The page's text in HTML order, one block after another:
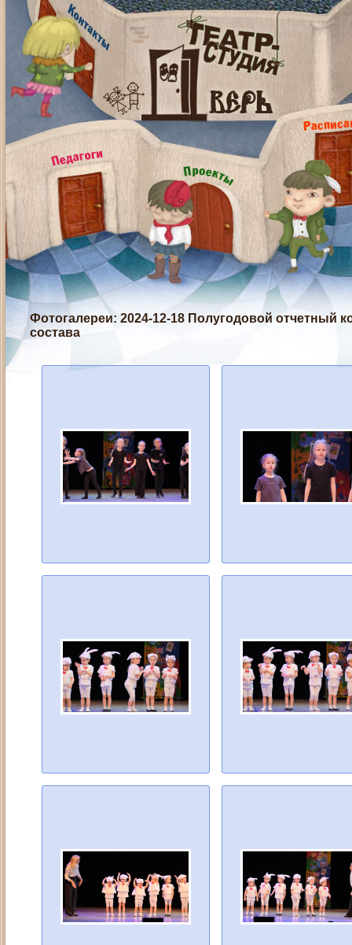
Фотогалереи: 2024-12-18 Полугодовой отчетный
состава